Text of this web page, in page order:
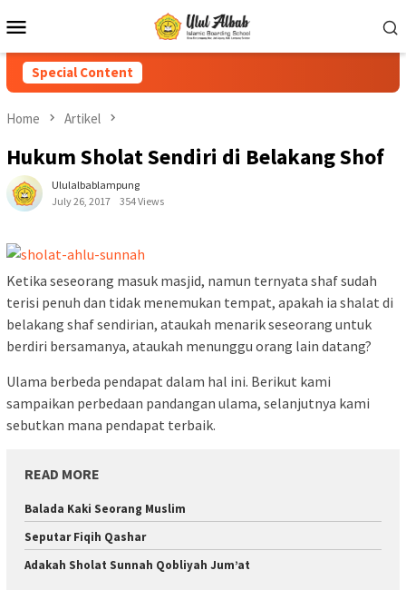
Special Content
Home Artikel
Hukum Sholat Sendiri di Belakang Shof
Ululalbablampung
July 26, 2017
354 Views
Ketika seseorang masuk masjid, namun ternyata shaf sudah
terisi penuh dan tidak menemukan tempat, apakah ia shalat di
belakang shaf sendirian, ataukah menarik seseorang untuk
berdiri bersamanya, ataukah menunggu orang lain datang?
Ulama berbeda pendapat dalam hal ini. Berikut kami
sampaikan perbedaan pandangan ulama, selanjutnya kami
sebutkan mana pendapat terbaik.
READ MORE
Balada Kaki Seorang Muslim
Seputar Fiqih Qashar
Adakah Sholat Sunnah Qobliyah Jum’at